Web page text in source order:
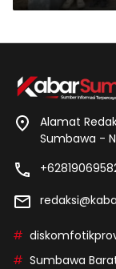
Alamat
Sumbawa -
Sumbawa